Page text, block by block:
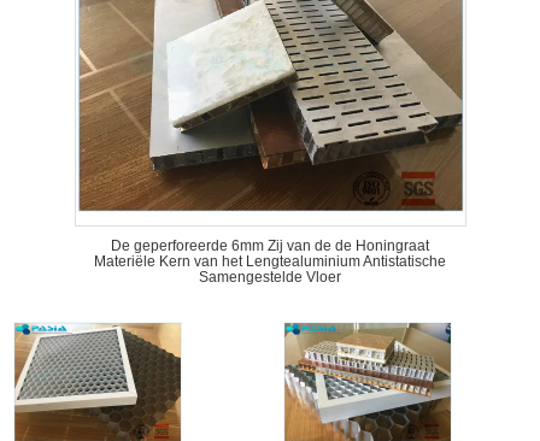
De geperforeerde 6mm Zij van de de Honingraat
Materiële Kern van het Lengtealuminium Antistatische
Samengestelde Vloer